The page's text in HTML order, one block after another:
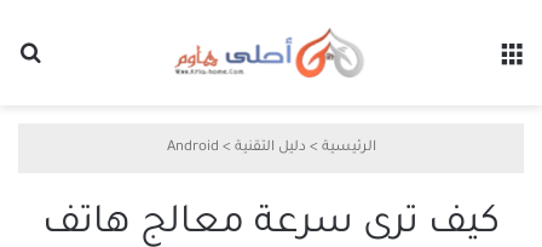
الرئيسية > دليل التقنية >
Android
كيف ترى سرعة معالج هاتف